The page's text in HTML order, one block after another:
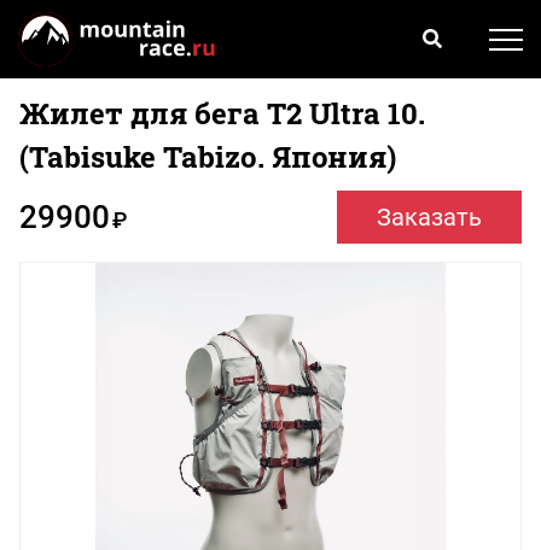
Жилет для бега T2 Ultra 10.
(Tabisuke Tabizo. Япония)
29900₽ Заказать